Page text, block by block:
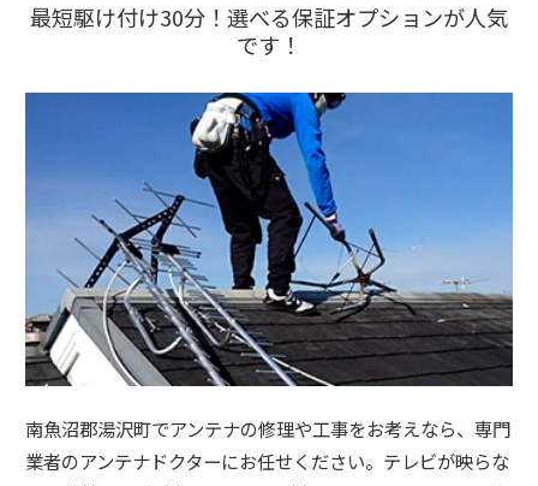
最短駆け付け30分！選べる保証オプションが人気
です！
南魚沼郡湯沢町でアンテナの修理や工事をお考えなら、専門
業者のアンテナドクターにお任せください。テレビが映らな